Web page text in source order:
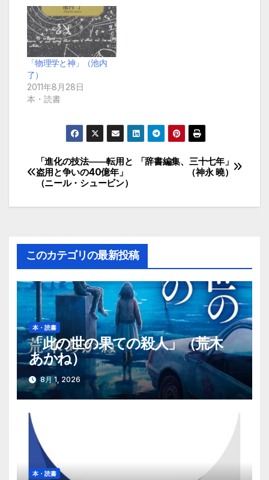
「物理学と神」（池内
了）
2011年8月28日
本・読書
投
稿
ビ
ゲ
ー
シ
ョ
ン
「辞書編集、三十七年」
（神永 曉）
「進化の技法――転用と
盗用と争いの40億年」
（ニール・シュービン）
このカテゴリの最新投稿
本・読書
「此の世の果ての殺人」（荒木
あかね）
8月 1, 2026
本・読書